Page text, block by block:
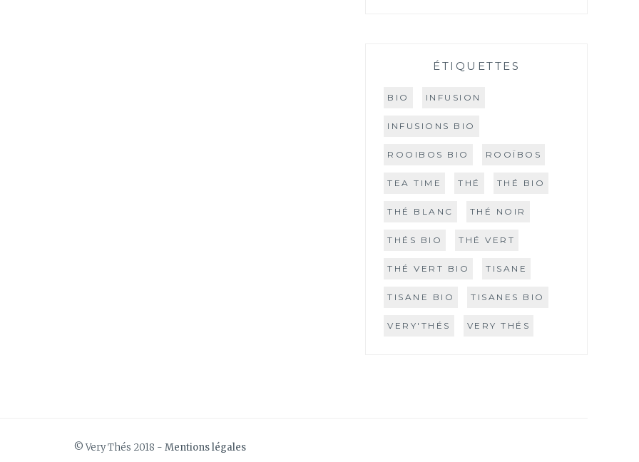
ÉTIQUETTES
BIO INFUSION
INFUSIONS BIO
ROOIBOS BIO ROOÏBOS
TEA TIME THÉ THÉ BIO
THÉ BLANC THÉ NOIR
THÉS BIO THÉ VERT
THÉ VERT BIO TISANE
TISANE BIO TISANES BIO
VERY'THÉS VERY THÉS
© Very Thés 2018 - Mentions légales